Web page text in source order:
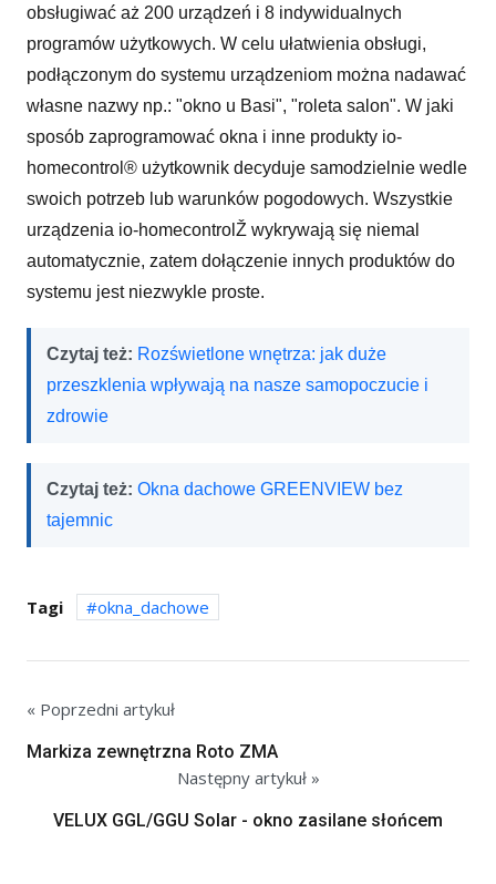
obsługiwać aż 200 urządzeń i 8 indywidualnych
programów użytkowych. W celu ułatwienia obsługi,
podłączonym do systemu urządzeniom można nadawać
własne nazwy np.: "okno u Basi", "roleta salon". W jaki
sposób zaprogramować okna i inne produkty io-
homecontrol® użytkownik decyduje samodzielnie wedle
swoich potrzeb lub warunków pogodowych. Wszystkie
urządzenia io-homecontrolŽ wykrywają się niemal
automatycznie, zatem dołączenie innych produktów do
systemu jest niezwykle proste.
Czytaj też: Rozświetlone wnętrza: jak duże
przeszklenia wpływają na nasze samopoczucie i
zdrowie
Czytaj też: Okna dachowe GREENVIEW bez
tajemnic
Tagi okna_dachowe
« Poprzedni artykuł
Markiza zewnętrzna Roto ZMA
Następny artykuł »
VELUX GGL/GGU Solar - okno zasilane słońcem